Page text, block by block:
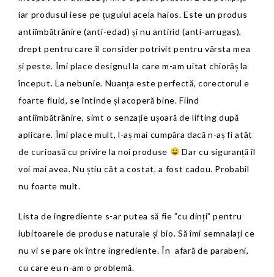
iar produsul iese pe țuguiul acela haios. Este un produs
antiîmbătrânire (anti-edad) și nu antirid (anti-arrugas),
drept pentru care îl consider potrivit pentru vârsta mea
și peste. Îmi place designul la care m-am uitat chiorâș la
început. La nebunie. Nuanța este perfectă, corectorul e
foarte fluid, se întinde și acoperă bine. Fiind
antiîmbătrânire, simt o senzație ușoară de lifting după
aplicare. Îmi place mult, l-aș mai cumpăra dacă n-aș fi atât
de curioasă cu privire la noi produse
Dar cu siguranță îl
voi mai avea. Nu știu cât a costat, a fost cadou. Probabil
nu foarte mult.
Lista de ingrediente s-ar putea să fie ”cu dinți” pentru
iubitoarele de produse naturale și bio. Să îmi semnalați ce
nu vi se pare ok între ingrediente. În afară de parabeni,
cu care eu n-am o problemă.